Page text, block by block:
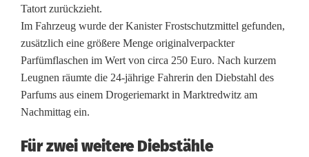
e
L
a
n
g
Tatort zurückzieht.
Im Fahrzeug wurde der Kanister Frostschutzmittel gefunden,
zusätzlich eine größere Menge originalverpackter
Parfümflaschen im Wert von circa 250 Euro. Nach kurzem
Leugnen räumte die 24-jährige Fahrerin den Diebstahl des
Parfums aus einem Drogeriemarkt in Marktredwitz am
Nachmittag ein.
Für zwei weitere Diebstähle